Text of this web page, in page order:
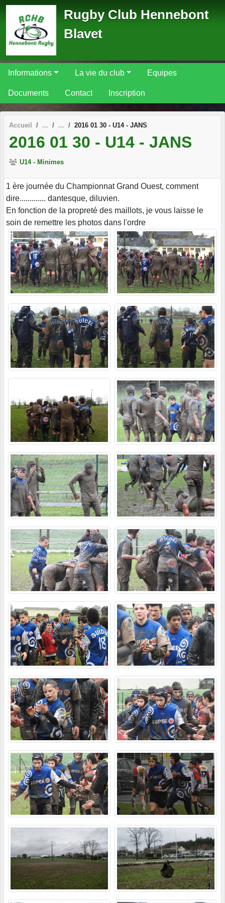
Rugby Club Hennebont
Blavet
Informations La vie du club Equipes
Documents Contact Inscription
Accueil 2016 01 30 - U14 - JANS
2016 01 30 - U14 - JANS
U14 - Minimes
1 ère journée du Championnat Grand Ouest, comment
dire............. dantesque, diluvien.
En fonction de la propreté des maillots, je vous laisse le
soin de remettre les photos dans l'ordre
Panneau de gestion des cookies